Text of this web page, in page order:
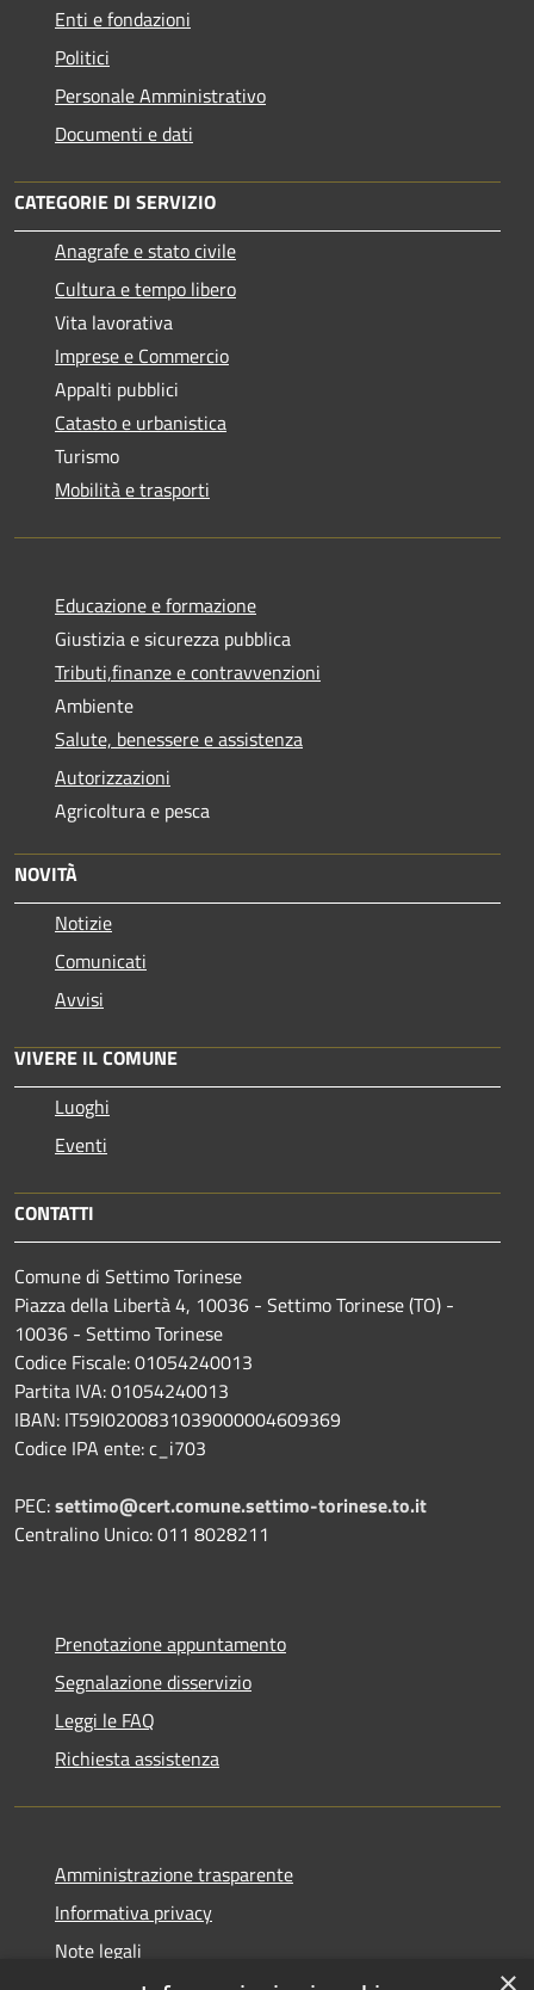
Enti e fondazioni
Politici
Personale Amministrativo
Documenti e dati
CATEGORIE DI SERVIZIO
Anagrafe e stato civile
Cultura e tempo libero
Vita lavorativa
Imprese e Commercio
Appalti pubblici
Catasto e urbanistica
Turismo
Mobilità e trasporti
Educazione e formazione
Giustizia e sicurezza pubblica
Tributi,finanze e contravvenzioni
Ambiente
Salute, benessere e assistenza
Autorizzazioni
Agricoltura e pesca
NOVITÀ
Notizie
Comunicati
Avvisi
VIVERE IL COMUNE
Luoghi
Eventi
CONTATTI
Comune di Settimo Torinese
Piazza della Libertà 4, 10036 - Settimo Torinese (TO) -
10036 - Settimo Torinese
Codice Fiscale: 01054240013
Partita IVA: 01054240013
IBAN: IT59I0200831039000004609369
Codice IPA ente: c_i703
PEC:settimo@cert.comune.settimo-torinese.to.it
Centralino Unico: 011 8028211
Prenotazione appuntamento
Segnalazione disservizio
Leggi le FAQ
Richiesta assistenza
Amministrazione trasparente
Informativa privacy
Note legali